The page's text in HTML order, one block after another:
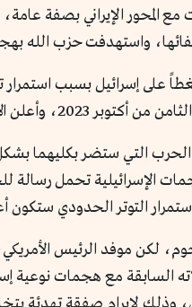
مع المحور الإيراني بصفة
واستهدفت حزب الله
على إسرائيل بسبب
مقتل 24 جندياً و26 مدنياً.
التي ستضر بكليهما
الإسرائيلية تحمل رسالة
التوتر الحدودي ستكون
لكن موفد الرئيس
السابقة مع هجمات نوعية